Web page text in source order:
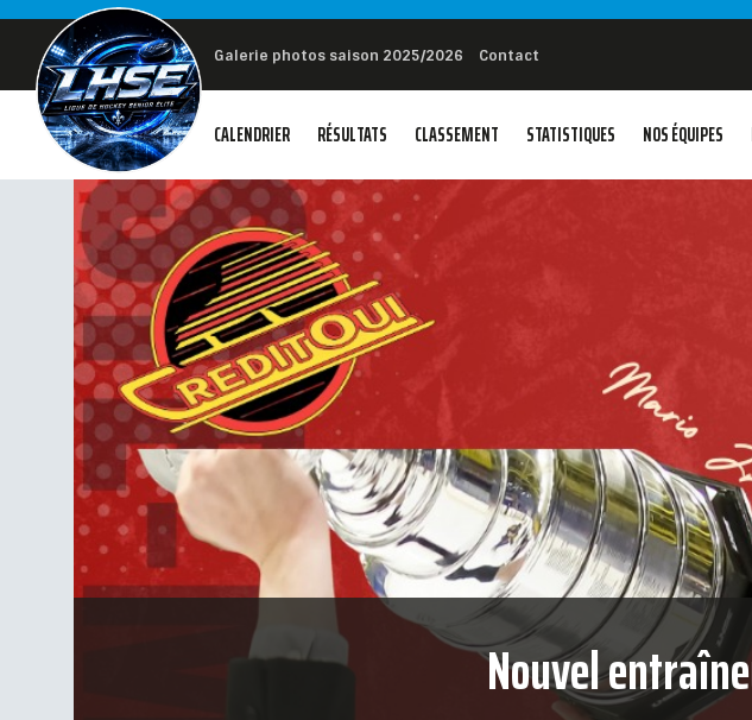
Galerie photos saison 2025/2026 Contact
CALENDRIER RÉSULTATS CLASSEMENT STATISTIQUES NOS ÉQUIPES
Nouvel